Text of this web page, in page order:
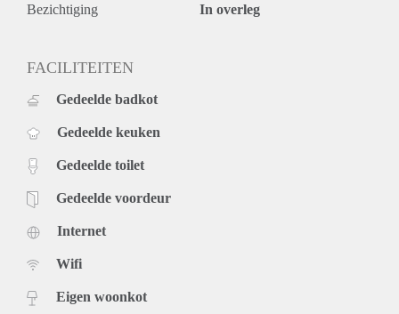
Bezichtiging In overleg
FACILITEITEN
Gedeelde badkot
Gedeelde keuken
Gedeelde toilet
Gedeelde voordeur
Internet
Wifi
Eigen woonkot